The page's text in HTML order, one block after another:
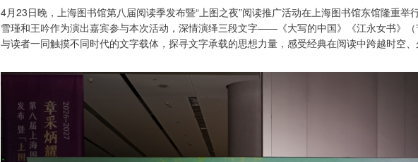
4月23日晚，上海图书馆第八届阅读季发布暨“上图之夜”阅读推广活动在上海图书馆东馆隆重举
雪瑾和王吟作为演出嘉宾参与本次活动，深情演绎三段文字——《大写的中国》《江永女书》（
与读者一同触摸不同时代的文字载体，探寻文字承载的思想力量，感受经典在阅读中跨越时空、